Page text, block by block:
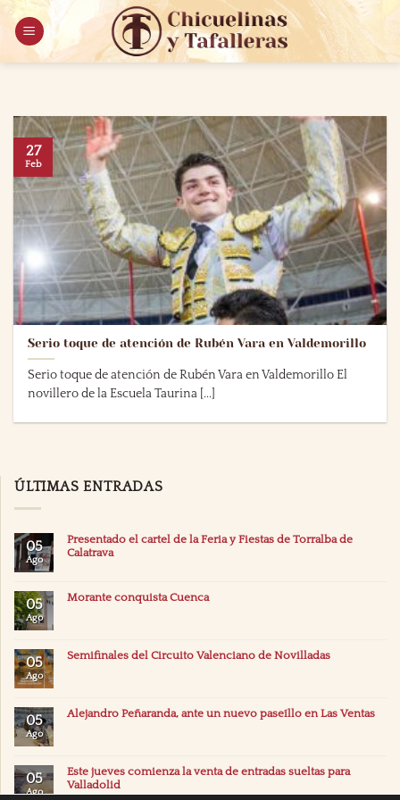
Saltar
contenido
Serio toque de atención de Rubén Vara en Valdemorillo
Serio toque de atención de Rubén Vara en Valdemorillo El
novillero de la Escuela Taurina [...]
27
Feb
ÚLTIMAS ENTRADAS
05
Ago
Presentado el cartel de la Feria y Fiestas de Torralba de
Calatrava
05
Ago
Morante conquista Cuenca
05
Ago
Semifinales del Circuito Valenciano de Novilladas
05
Ago
Alejandro Peñaranda, ante un nuevo paseíllo en Las Ventas
05
Ago
Este jueves comienza la venta de entradas sueltas para
Valladolid